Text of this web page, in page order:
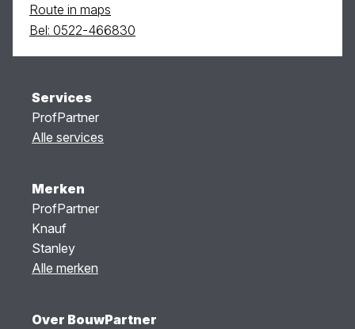
Route in maps
Bel: 0522-466830
Services
ProfPartner
Alle services
Merken
ProfPartner
Knauf
Stanley
Alle merken
Over BouwPartner